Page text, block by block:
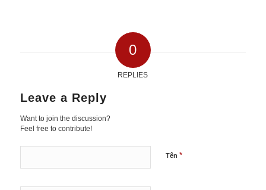
0
REPLIES
Leave a Reply
Want to join the discussion?
Feel free to contribute!
Tên *